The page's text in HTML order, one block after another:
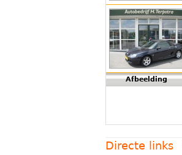
Afbeelding
Directe links